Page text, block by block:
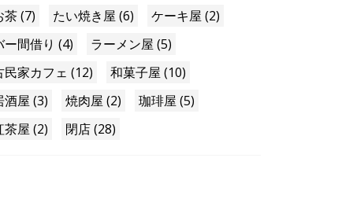
茶 (7)
たい焼き屋 (6)
ケーキ屋 (2)
ー間借り (4)
ラーメン屋 (5)
民家カフェ (12)
和菓子屋 (10)
酒屋 (3)
焼肉屋 (2)
珈琲屋 (5)
茶屋 (2)
閉店 (28)